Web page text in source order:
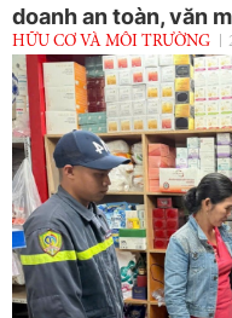
doanh an toàn, văn
HỮU CƠ VÀ MÔI TRƯỜNG